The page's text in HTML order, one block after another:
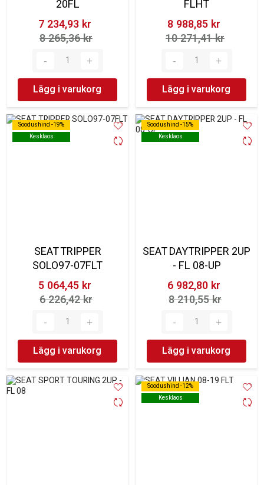
20FL
7 234,93 kr‎
8 265,36 kr‎
Lägg i varukorg
FLHT
8 988,85 kr‎
10 271,41 kr‎
Lägg i varukorg
Soodushind -19%
Kesklaos
Soodushind -19%
Kesklaos
SEAT TRIPPER
SOLO97-07FLT
5 064,45 kr‎
6 226,42 kr‎
Lägg i varukorg
Soodushind -15%
Kesklaos
Soodushind -15%
Kesklaos
SEAT DAYTRIPPER 2UP
- FL 08-UP
6 982,80 kr‎
8 210,55 kr‎
Lägg i varukorg
Soodushind -12%
Kesklaos
Soodushind -12%
Kesklaos